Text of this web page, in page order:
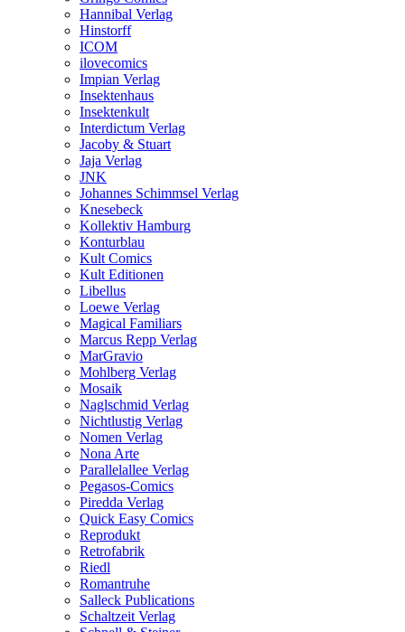
Hannibal Verlag
Hinstorff
ICOM
ilovecomics
Impian Verlag
Insektenhaus
Insektenkult
Interdictum Verlag
Jacoby & Stuart
Jaja Verlag
JNK
Johannes Schimmsel Verlag
Knesebeck
Kollektiv Hamburg
Konturblau
Kult Comics
Kult Editionen
Libellus
Loewe Verlag
Magical Familiars
Marcus Repp Verlag
MarGravio
Mohlberg Verlag
Mosaik
Naglschmid Verlag
Nichtlustig Verlag
Nomen Verlag
Nona Arte
Parallelallee Verlag
Pegasos-Comics
Piredda Verlag
Quick Easy Comics
Reprodukt
Retrofabrik
Riedl
Romantruhe
Salleck Publications
Schaltzeit Verlag